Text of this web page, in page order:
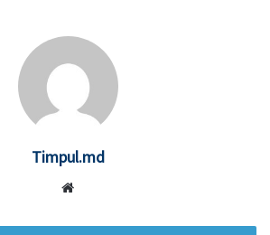
Timpul.md